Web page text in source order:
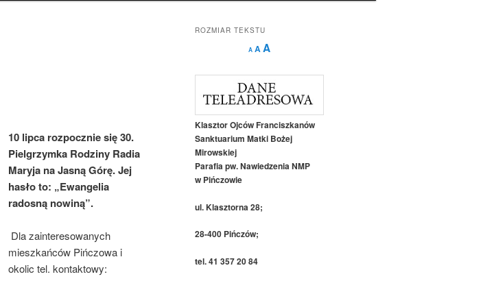
10 lipca rozpocznie się 30.
Pielgrzymka Rodziny Radia
Maryja na Jasną Górę. Jej
hasło to: „Ewangelia
radosną nowiną”.
Dla zainteresowanych
mieszkańców Pińczowa i
okolic tel. kontaktowy:
ROZMIAR TEKSTU
A
Decrease
font
A Reset
AIncrease
size.
Klasztor Ojców Franciszkanów
Sanktuarium Matki Bożej
Mirowskiej
Parafia pw. Nawiedzenia NMP
w Pińczowie
ul. Klasztorna 28;
28-400 Pińczów;
tel. 41 357 20 84